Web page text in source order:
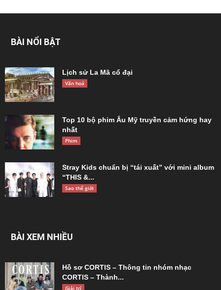
BÀI NỔI BẬT
Lịch sử La Mã cổ đại
Văn hoá
Top 10 bộ phim Âu Mỹ truyền cảm hứng hay
nhất
Phim
Stray Kids chuẩn bị “tái xuất” với mini album
“THIS &...
Sao thế giới
BÀI XEM NHIỀU
Hồ sơ CORTIS – Thông tin nhóm nhạc
CORTIS – Thành...
Giải trí